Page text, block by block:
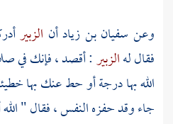
وعن سفيان بن زيادأن الزبير
فقال لهالزبير: أقصد ، فإنك في
الله بها درجة أو حط عنك بها
جاء وقد حفزه النفس ، فقال " الله